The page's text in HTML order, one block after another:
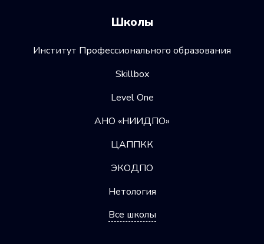
Школы
Институт Профессионального образования
Skillbox
Level One
АНО «НИИДПО»
ЦАППКК
ЭКОДПО
Нетология
Все школы